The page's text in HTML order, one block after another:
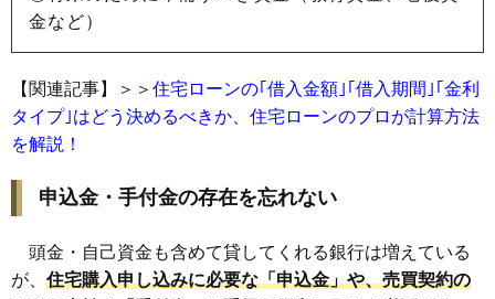
金など）
【関連記事】＞＞ 住宅ローンの｢借入金額｣｢借入期間｣｢金利
タイプ｣はどう決めるべきか、住宅ローンのプロが計算方法
を解説！
申込金・手付金の存在を忘れない
頭金・自己資金も含めて貸してくれる銀行は増えている
が、 住宅購入申し込みに必要な「申込金」や、売買契約の